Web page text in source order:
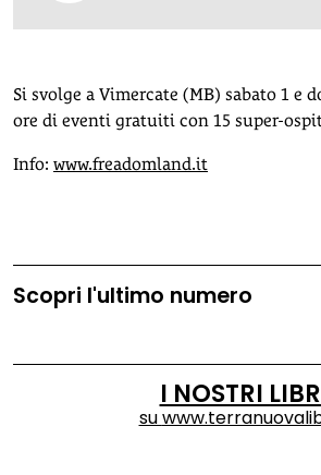
Si svolge a Vimercate (MB) sabato 1 e
ore di eventi gratuiti con 15 super-
Info: www.freadomland.it
Scopri l'ultimo numero
I NOSTRI
su